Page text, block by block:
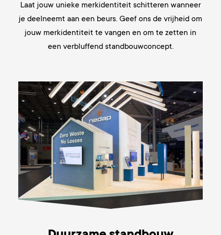
Laat jouw unieke merkidentiteit schitteren wanneer
je deelneemt aan een beurs. Geef ons de vrijheid om
jouw merkidentiteit te vangen en om te zetten in
een verbluffend standbouwconcept.